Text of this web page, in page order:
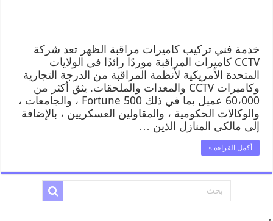
خدمة فني تركيب كاميرات مراقبة الظهر تعد شركة
CCTV كاميرات المراقبة موردًا رائدًا في الولايات
المتحدة الأمريكية لأنظمة المراقبة من الدرجة التجارية
وكاميرات CCTV والمعدات والملحقات. يثق أكثر من
60،000 عميل بما في ذلك Fortune 500 ، والجامعات ،
والوكالات الحكومية ، والمقاولين العسكريين ، بالإضافة
إلى مالكي المنازل الذين …
أكمل القراءة »